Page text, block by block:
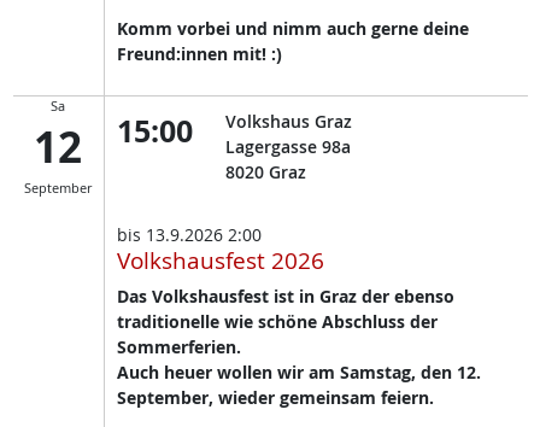
Komm vorbei und nimm auch gerne deine
Freund:innen mit! :)
Sa
12
September
15:00
Volkshaus Graz
Lagergasse 98a
8020 Graz
bis 13.9.2026 2:00
Volkshausfest 2026
Das Volkshausfest ist in Graz der ebenso
traditionelle wie schöne Abschluss der
Sommerferien.
Auch heuer wollen wir am Samstag, den 12.
September, wieder gemeinsam feiern.